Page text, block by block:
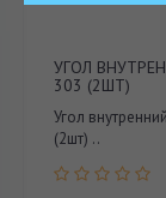
УГОЛ
303 (2ШТ)
Угол
(2шт) ..